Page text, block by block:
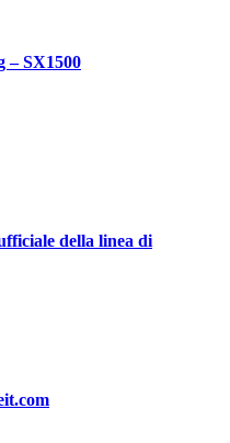
– SX1500
della linea di